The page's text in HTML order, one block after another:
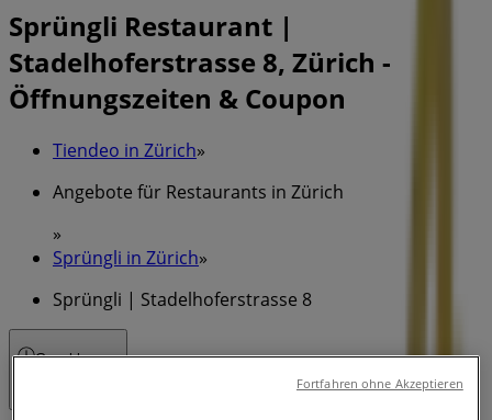
Sprüngli Restaurant |
Stadelhoferstrasse 8, Zürich -
Öffnungszeiten & Coupon
Tiendeo in Zürich»
Angebote für Restaurants in Zürich
»
Sprüngli in Zürich»
Sprüngli | Stadelhoferstrasse 8
Geschlossen
Fortfahren ohne Akzeptieren